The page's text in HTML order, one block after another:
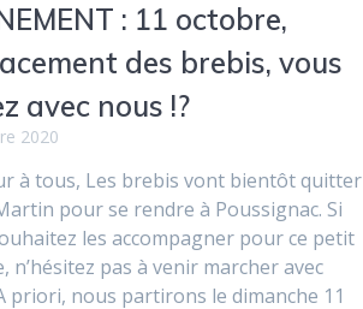
: 11 octobre,
des brebis, vous
avec nous !?
2020
à tous, Les brebis vont bientôt quitter
pour se rendre à Poussignac. Si
les accompagner pour ce petit
n’hésitez pas à venir marcher avec
priori, nous partirons le dimanche 11